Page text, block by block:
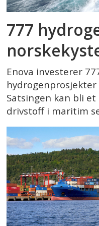
777
Enova investerer
hydrogenprosjekter
Satsingen kan bli
drivstoff i maritim